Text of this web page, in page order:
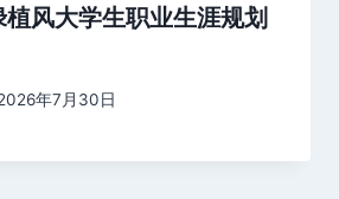
风大学生职业生涯规划
年7月30日